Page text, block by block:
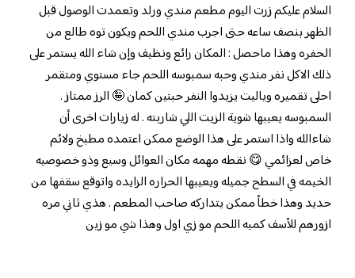
السلام عليكم زرت اليوم مطعم مندي ورلد وتعمدت الوصول قبل
الظهر بنصف ساعه حتى اجرب مندي اللحم ويكون توه طالع من
الحفره وهذا ماحصل : المكان رائع ونظيف وإن شاء الله يستمر على
ذلك الاكل نفر مندي وحبه سمبوسه اللحم جاء مستوي ومتقمر
احلى تقميره وياليت يزيدوا النفر حبتين كمان 🤪 الرز ممتاز .
السمبوسه يعيبها شوية الزيت اللي شاربته . له زيارات اخرى أن
شاءالله واذا استمر على هذا الوضع ممكن اعتمده مطبخ ولائم
خاص لعزائمي 😋 نقطه مهمه مكان العوائل وسيع وذو خصوصيه
الخيمه في السطح جميله ويعيبها الحراره الزايده واتوقع سقفها من
حديد وهذا خطأ ممكن يتداركه صاحب المطعم . هذي ثاني مره
ازورهم للأسف كميه اللحم مو زي اول وهذا شي مو زين